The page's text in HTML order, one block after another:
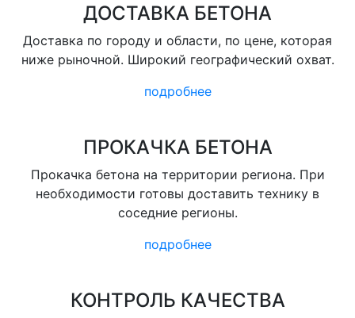
ДОСТАВКА БЕТОНА
Доставка по городу и области, по цене, которая
ниже рыночной. Широкий географический охват.
подробнее
ПРОКАЧКА БЕТОНА
Прокачка бетона на территории региона. При
необходимости готовы доставить технику в
соседние регионы.
подробнее
КОНТРОЛЬ КАЧЕСТВА